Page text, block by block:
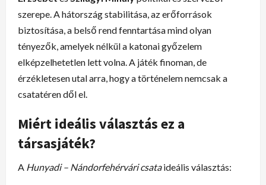
szerepe. A hátország stabilitása, az erőforrások
biztosítása, a belső rend fenntartása mind olyan
tényezők, amelyek nélkül a katonai győzelem
elképzelhetetlen lett volna. A játék finoman, de
érzékletesen utal arra, hogy a történelem nemcsak a
csatatéren dől el.
Miért ideális választás ez a
társasjáték?
A Hunyadi – Nándorfehérvári csataideális választás: